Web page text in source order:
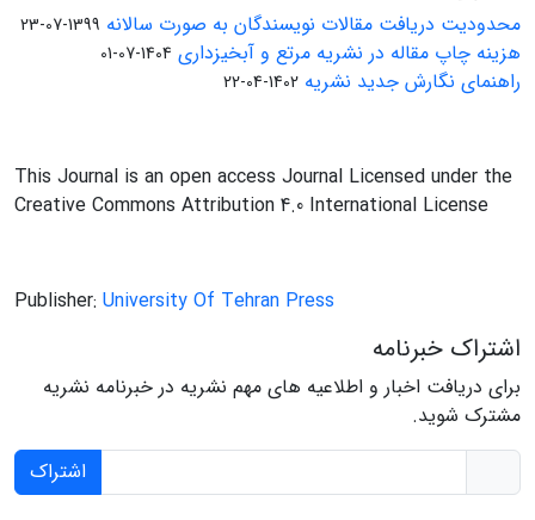
محدودیت دریافت مقالات نویسندگان به صورت سالانه 1399-07-23
هزینه چاپ مقاله در نشریه مرتع و آبخیزداری 1404-07-01
راهنمای نگارش جدید نشریه 1402-04-22
This Journal is an open access Journal Licensed under the
Creative Commons Attribution 4.0 International License
Publisher: University Of Tehran Press
اشتراک خبرنامه
برای دریافت اخبار و اطلاعیه های مهم نشریه در خبرنامه نشریه
مشترک شوید.
اشتراک